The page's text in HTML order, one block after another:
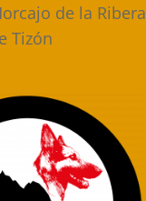
de la Ribera
Tizón